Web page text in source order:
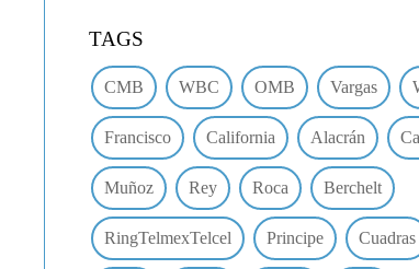
TAGS
CMB WBC OMB Vargas
Francisco California Alacrán
Muñoz Rey Roca Berchelt
RingTelmexTelcel Principe Cuadras